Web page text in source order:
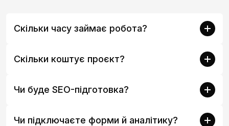
Скільки часу займає робота?
Скільки коштує проєкт?
Чи буде SEO-підготовка?
Чи підключаєте форми й аналітику?